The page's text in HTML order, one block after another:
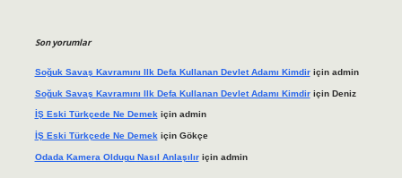
Son yorumlar
Soğuk Savaş Kavramını Ilk Defa Kullanan Devlet Adamı Kimdiriçin admin
Soğuk Savaş Kavramını Ilk Defa Kullanan Devlet Adamı Kimdiriçin Deniz
İŞ Eski Türkçede Ne Demekiçin admin
İŞ Eski Türkçede Ne Demek için Gökçe
Odada Kamera Oldugu Nasıl Anlaşılıriçin admin